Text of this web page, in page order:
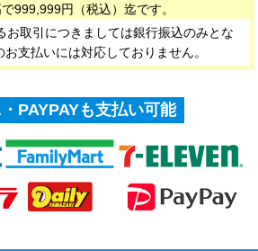
999,999円（税込）迄です。
お取引につきましては銀行振込のみとな
支払いには対応しておりません。
PAYPAYも支払い可能